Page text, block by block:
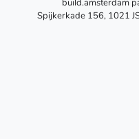
build.amsterdam
Spijkerkade 156, 1021